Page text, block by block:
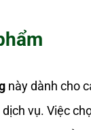
này dành cho
vụ. Việc